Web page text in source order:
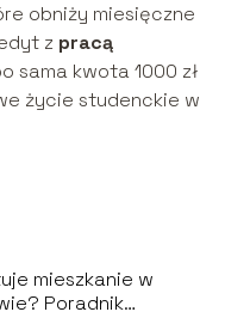
obniży miesięczne
z pracą
sama kwota 1000 zł
życie studenckie w
mieszkanie w
Poradnik